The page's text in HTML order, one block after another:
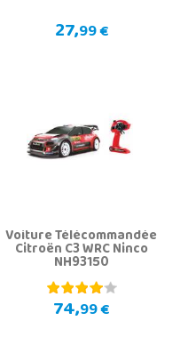
27,99 €
Voiture Télécommandée
Citroën C3 WRC Ninco
NH93150
74,99 €